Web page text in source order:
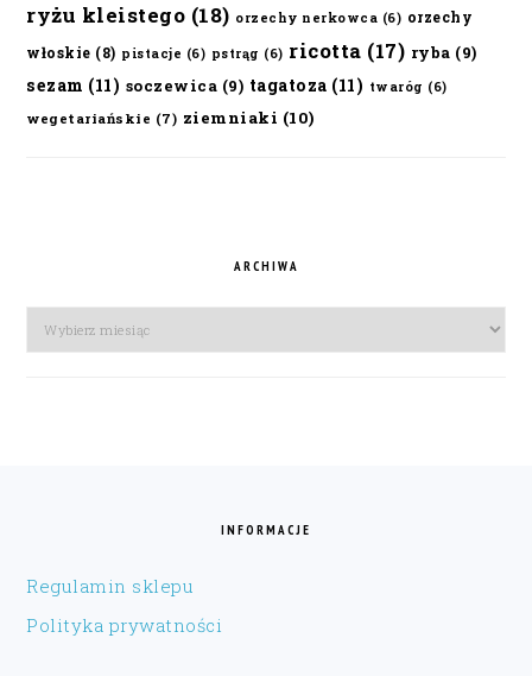
ryżu kleistego (18) orzechy nerkowca (6) orzechy
włoskie (8) pistacje (6) pstrąg (6) ricotta (17) ryba (9)
sezam (11) soczewica (9) tagatoza (11) twaróg (6)
wegetariańskie (7) ziemniaki (10)
ARCHIWA
Archiwa
INFORMACJE
Regulamin sklepu
Polityka prywatności